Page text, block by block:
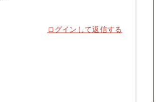
ログインして返信する